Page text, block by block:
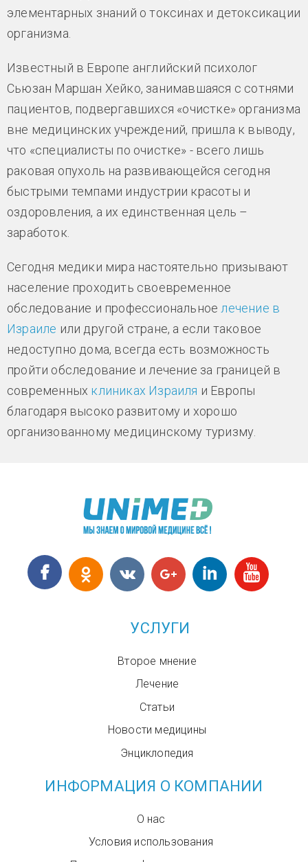
элементарных знаний о токсинах и детоксикации
организма.
Известный в Европе английский психолог
Сьюзан Маршан Хейко, занимавшаяся с сотнями
пациентов, подвергавшихся «очистке» организма
вне медицинских учреждений, пришла к выводу,
что «специалисты по очистке» - всего лишь
раковая опухоль на развивающейся сегодня
быстрыми темпами индустрии красоты и
оздоровления, а их единственная цель –
заработок.
Сегодня медики мира настоятельно призывают
население проходить своевременное
обследование и профессиональное лечение в
Израиле или другой стране, а если таковое
недоступно дома, всегда есть возможность
пройти обследование и лечение за границей в
современных клиниках Израиля и Европы
благодаря высоко развитому и хорошо
организованному медицинскому туризму.
УСЛУГИ
Второе мнение
Лечение
Статьи
Новости медицины
Энциклопедия
ИНФОРМАЦИЯ О КОМПАНИИ
О нас
Условия использования